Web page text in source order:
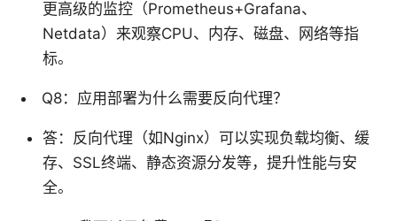
更高级的监控（Prometheus+Grafana、
Netdata）来观察CPU、内存、磁盘、网络等指
标。
Q8：应用部署为什么需要反向代理？
答：反向代理（如Nginx）可以实现负载均衡、缓
存、SSL终端、静态资源分发等，提升性能与安
全。